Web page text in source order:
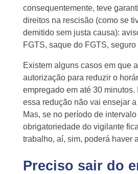
consequentemente, teve
direitos na rescisão (como se
demitido sem justa causa):
FGTS, saque do FGTS,
Existem alguns casos em que
autorização para reduzir o
empregado em até 30 minutos.
essa redução não vai ensejar
Mas, se no período de
obrigatoriedade do vigilante
trabalho, aí, sim, poderá haver
Preciso sair do